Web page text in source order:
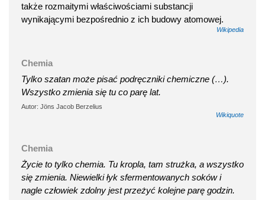
także rozmaitymi właściwościami substancji
wynikającymi bezpośrednio z ich budowy atomowej.
Wikipedia
Chemia
Tylko szatan może pisać podręczniki chemiczne (…).
Wszystko zmienia się tu co parę lat.
Autor: Jöns Jacob Berzelius
Wikiquote
Chemia
Życie to tylko chemia. Tu kropla, tam strużka, a wszystko
się zmienia. Niewielki łyk sfermentowanych soków i
nagle człowiek zdolny jest przeżyć kolejne parę godzin.